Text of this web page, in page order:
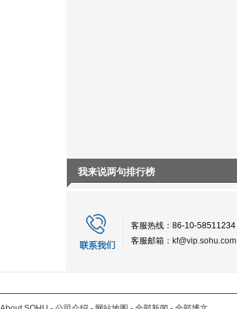
我来说两句排行榜
客服热线：86-10-58511234
客服邮箱： kf@vip.sohu.com